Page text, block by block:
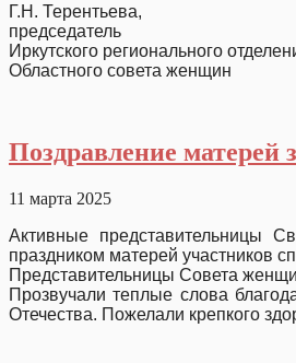
Г.Н. Терентьева,
председатель
Иркутского регионального
Областного совета женщин
Поздравление матерей
11 марта 2025
Активные представительницы
праздником матерей участников
Представительницы Совета
Прозвучали теплые слова
Отечества. Пожелали крепкого